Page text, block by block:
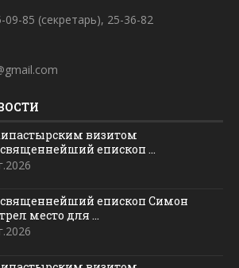
85 (секретарь), 25-36-82
визитом
епископ ...
епископ Симон
место для ...